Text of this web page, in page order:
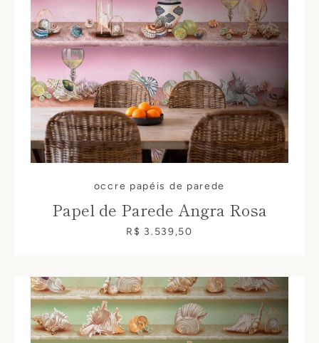
occre papéis de parede
Papel de Parede Angra Rosa
R$ 3.539,50